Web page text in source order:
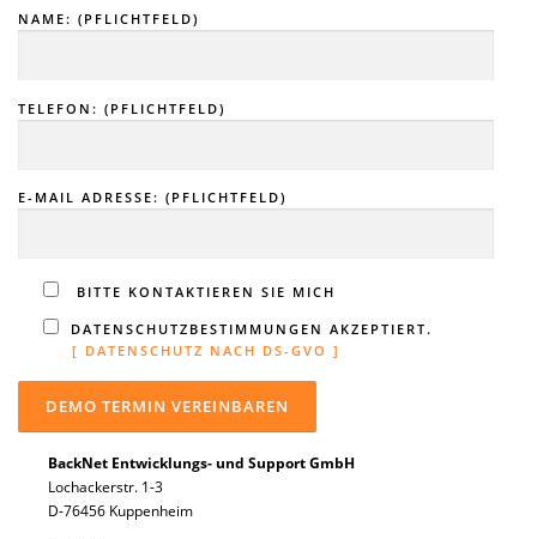
NAME: (PFLICHTFELD)
TELEFON: (PFLICHTFELD)
E-MAIL ADRESSE: (PFLICHTFELD)
BITTE KONTAKTIEREN SIE MICH
DATENSCHUTZBESTIMMUNGEN AKZEPTIERT.
[ DATENSCHUTZ NACH DS-GVO ]
BackNet Entwicklungs- und Support GmbH
Lochackerstr. 1-3
D-76456 Kuppenheim